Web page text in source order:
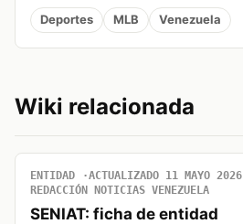
Deportes MLB Venezuela
Wiki relacionada
ENTIDAD ACTUALIZADO 11 MAYO 2026
REDACCIÓN NOTICIAS VENEZUELA
SENIAT: ficha de entidad